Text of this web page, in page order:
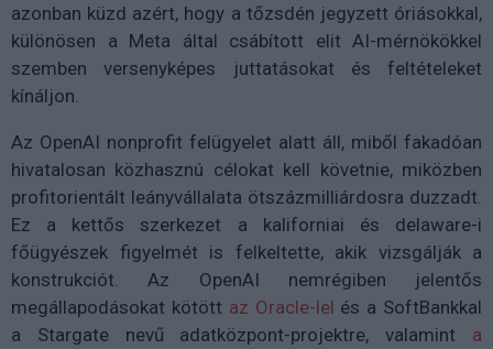
azonban küzd azért, hogy a tőzsdén jegyzett óriásokkal,
különösen a Meta által csábított elit AI-mérnökökkel
szemben versenyképes juttatásokat és feltételeket
kínáljon.
Az OpenAI nonprofit felügyelet alatt áll, miből fakadóan
hivatalosan közhasznú célokat kell követnie, miközben
profitorientált leányvállalata ötszázmilliárdosra duzzadt.
Ez a kettős szerkezet a kaliforniai és delaware-i
főügyészek figyelmét is felkeltette, akik vizsgálják a
konstrukciót. Az OpenAI nemrégiben jelentős
megállapodásokat kötött az Oracle-lel és a SoftBankkal
a Stargate nevű adatközpont-projektre, valamint a